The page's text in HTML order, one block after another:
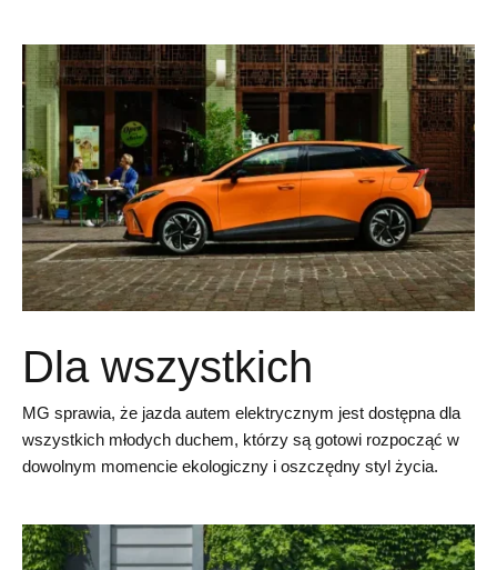
Dla wszystkich
MG sprawia, że ​​jazda autem elektrycznym jest dostępna dla
wszystkich młodych duchem, którzy są gotowi rozpocząć w
dowolnym momencie ekologiczny i oszczędny styl życia.